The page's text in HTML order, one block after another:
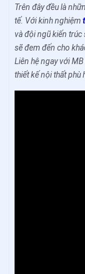
Trên đây đều là
tế. Với kinh nghiệm
và đội ngũ kiến trúc
sẽ đem đến cho
Liên hệ ngay với
thiết kế nội thất phù